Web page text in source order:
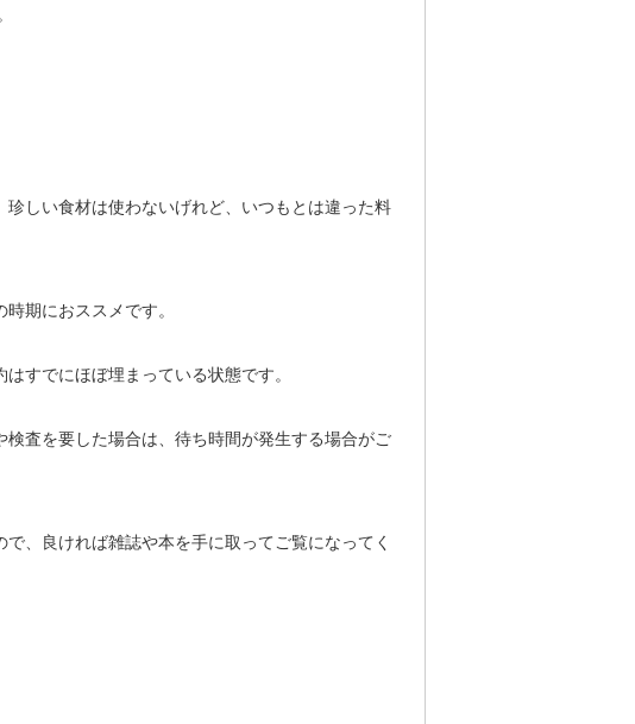
しい食材は使わないげれど、いつもとは違った料
期におススメです。
すでにほぼ埋まっている状態です。
査を要した場合は、待ち時間が発生する場合がご
、良ければ雑誌や本を手に取ってご覧になってく